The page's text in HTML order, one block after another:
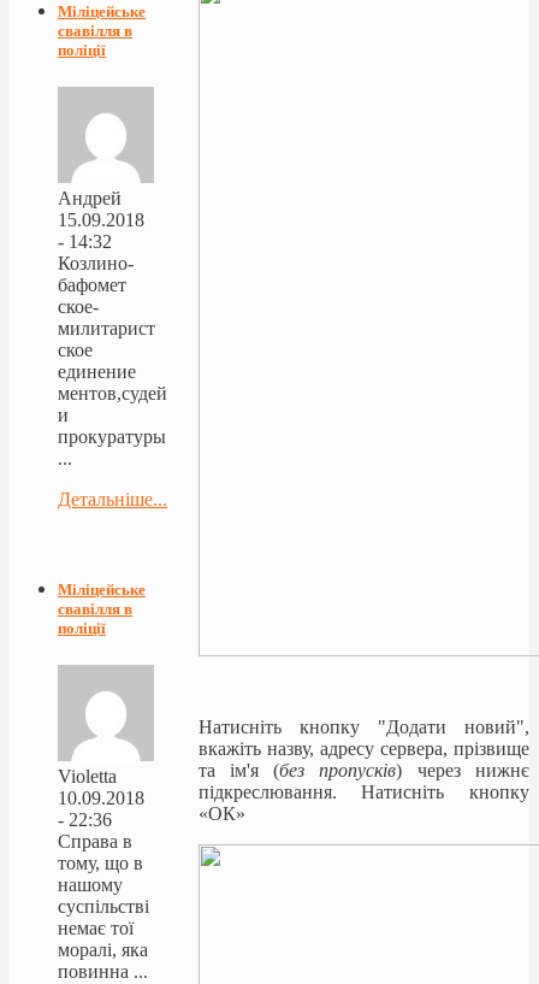
Натисніть кнопку "Додати новий",
вкажіть назву, адресу сервера, прізвище
та ім'я (без пропусків) через нижнє
підкреслювання. Натисніть кнопку
«ОК»
Міліцейське
свавілля в
поліції
Андрей
15.09.2018
- 14:32
Козлино-
бафомет
ское-
милитарист
ское
единение
ментов,судей
и
прокуратуры
...
Детальніше...
Міліцейське
свавілля в
поліції
Violetta
10.09.2018
- 22:36
Справа в
тому, що в
нашому
суспільстві
немає тої
моралі, яка
повинна ...